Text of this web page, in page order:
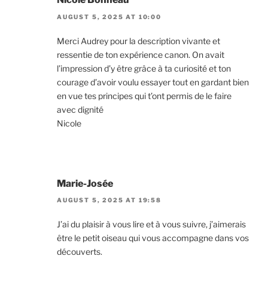
AUGUST 5, 2025 AT 10:00
Merci Audrey pour la description vivante et
ressentie de ton expérience canon. On avait
l’impression d’y être grâce à ta curiosité et ton
courage d’avoir voulu essayer tout en gardant bien
en vue tes principes qui t’ont permis de le faire
avec dignité
Nicole
Marie-Josée
AUGUST 5, 2025 AT 19:58
J’ai du plaisir à vous lire et à vous suivre, j’aimerais
être le petit oiseau qui vous accompagne dans vos
découverts.